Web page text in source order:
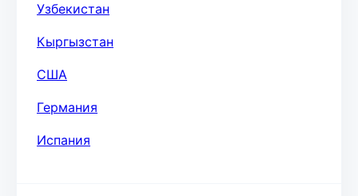
Узбекистан
Кыргызстан
США
Германия
Испания